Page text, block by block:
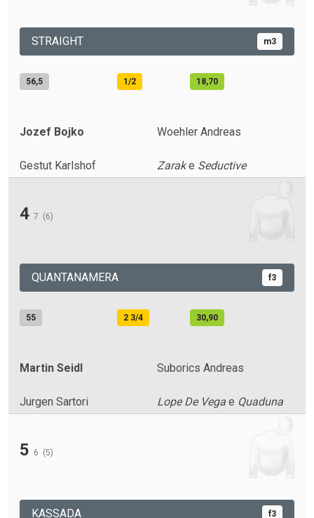
STRAIGHT m3
56,5 1/2 18,70
Jozef Bojko Woehler Andreas
Gestut Karlshof Zarake Seductive
4 7 (6)
QUANTANAMERA f3
55 2 3/4 30,90
Martin Seidl Suborics Andreas
Jurgen Sartori Lope De Vega e Quaduna
5 6 (5)
KASSADA f3